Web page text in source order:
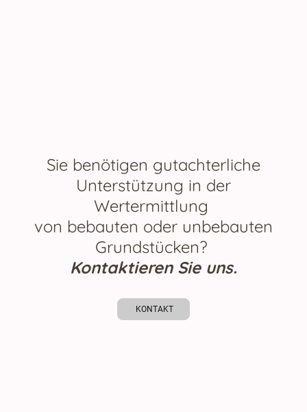
Sie benötigen gutachterliche
Unterstützung in der
Wertermittlung
von bebauten oder unbebauten
Grundstücken?
Kontaktieren Sie uns.
KONTAKT